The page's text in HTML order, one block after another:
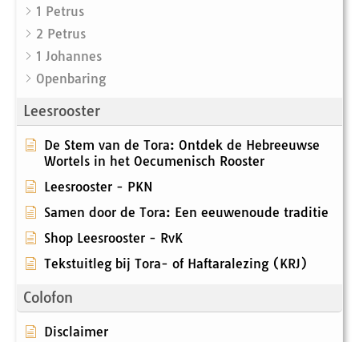
1 Petrus
2 Petrus
1 Johannes
Openbaring
Leesrooster
De Stem van de Tora: Ontdek de Hebreeuwse
Wortels in het Oecumenisch Rooster
Leesrooster - PKN
Samen door de Tora: Een eeuwenoude traditie
Shop Leesrooster - RvK
Tekstuitleg bij Tora- of Haftaralezing (KRJ)
Colofon
Disclaimer